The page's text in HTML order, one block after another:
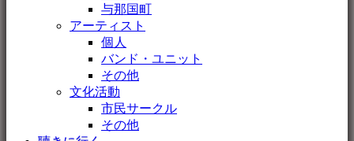
与那国町
アーティスト
個人
バンド・ユニット
その他
文化活動
市民サークル
その他